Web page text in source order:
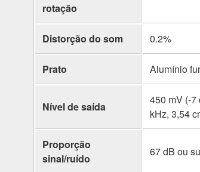
rotação
Distorção do som 0.2%
Prato Alumínio
Nível de saída
450 mV (-7
kHz, 3,54
Proporção
sinal/ruído
67 dB ou